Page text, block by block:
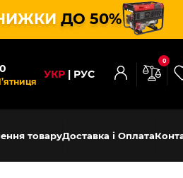
ДО 50%
УКР РУС
0
товаруДоставка і Оплата